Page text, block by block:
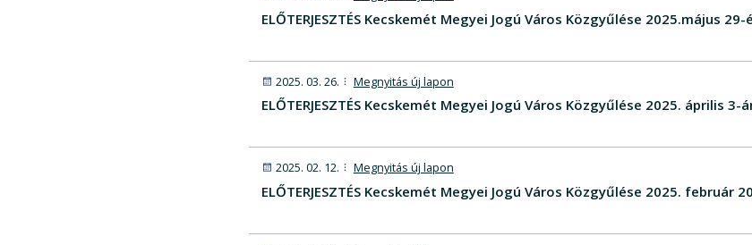
ELŐTERJESZTÉS Kecskemét Megyei Jogú Város Közgyűlése 2025.május
2025. 03. 26. Megnyitás új lapon
ELŐTERJESZTÉS Kecskemét Megyei Jogú Város Közgyűlése 2025. április
2025. 02. 12. Megnyitás új lapon
ELŐTERJESZTÉS Kecskemét Megyei Jogú Város Közgyűlése 2025. február